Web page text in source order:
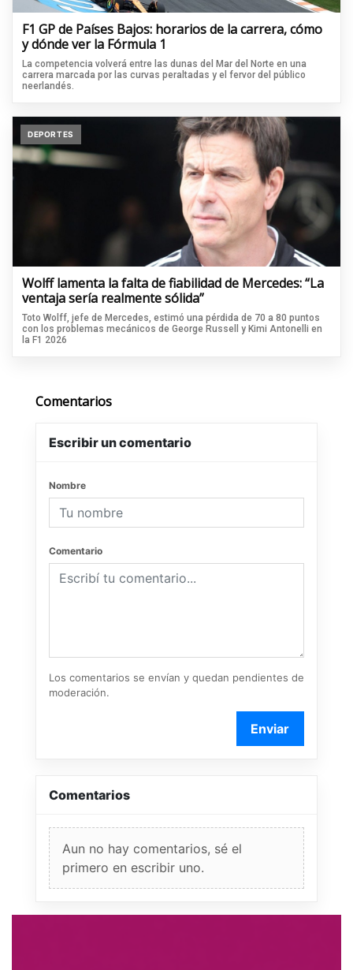
F1 GP de Países Bajos: horarios de la carrera, cómo
y dónde ver la Fórmula 1
La competencia volverá entre las dunas del Mar del Norte en una
carrera marcada por las curvas peraltadas y el fervor del público
neerlandés.
DEPORTES
Wolff lamenta la falta de fiabilidad de Mercedes: “La
ventaja sería realmente sólida”
Toto Wolff, jefe de Mercedes, estimó una pérdida de 70 a 80 puntos
con los problemas mecánicos de George Russell y Kimi Antonelli en
la F1 2026
Comentarios
Escribir un comentario
Nombre
Comentario
Los comentarios se envían y quedan pendientes de
moderación.
Enviar
Comentarios
Aun no hay comentarios, sé el
primero en escribir uno.